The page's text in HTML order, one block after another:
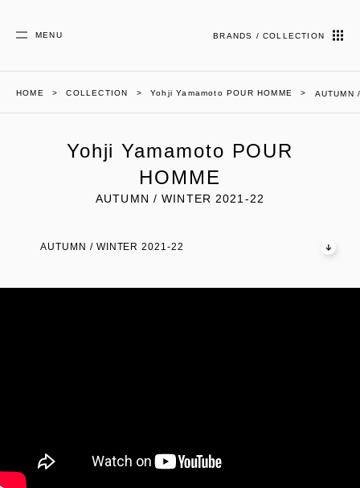
MENU BRANDS / COLLECTION
HOME COLLECTION Yohji Yamamoto POUR HOMME AUTUMN
Yohji Yamamoto POUR
HOMME
AUTUMN / WINTER 2021-22
AUTUMN / WINTER 2021-22